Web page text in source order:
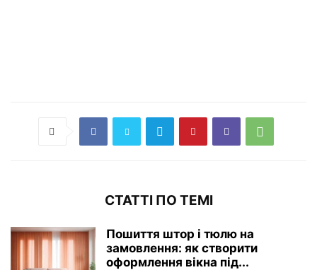
СТАТТІ ПО ТЕМІ
Пошиття штор і тюлю на
замовлення: як створити
оформлення вікна під...